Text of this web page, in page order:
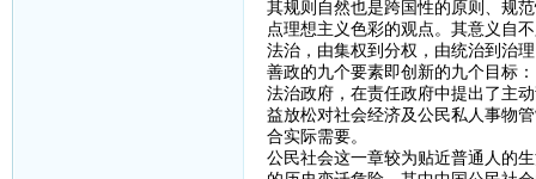
其规则自然也是跨国性的原则、规
点理想主义色彩的观点。其意义自
法治，由集权到分权，由统治到治
善政的九个要素即创新的九个目标
法治政府，在责任政府中提出了主
益放松对社会经济及公民私人事物
合实际需要。
公民社会这一章较为贴近普通人的